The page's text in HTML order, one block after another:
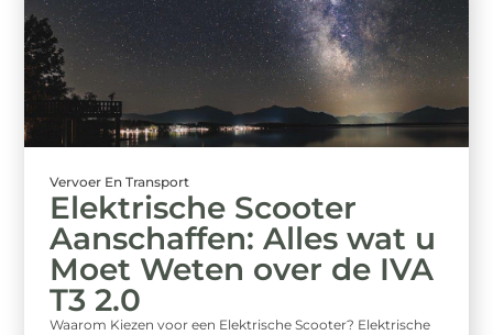
Vervoer En Transport
Elektrische Scooter
Aanschaffen: Alles wat u
Moet Weten over de IVA
T3 2.0
Waarom Kiezen voor een Elektrische Scooter? Elektrische